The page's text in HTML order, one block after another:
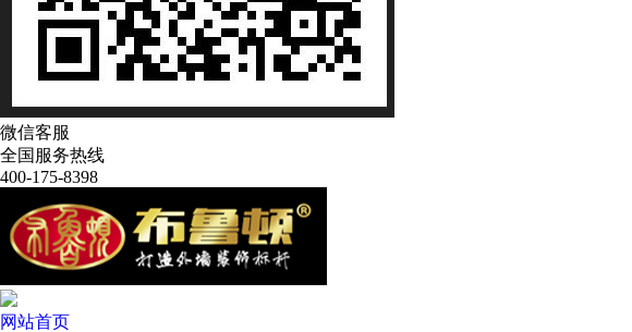
微信客服
全国服务热线
400-175-8398
网站首页